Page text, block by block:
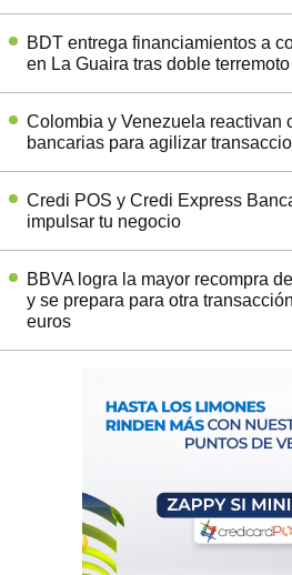
BDT entrega financiamientos a
en La Guaira tras doble terremoto
Colombia y Venezuela reactivan
bancarias para agilizar
Credi POS y Credi Express
impulsar tu negocio
BBVA logra la mayor recompra
y se prepara para otra
euros